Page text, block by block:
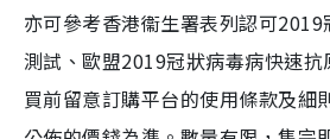
亦可參考香港衞生署表列認可
測試、歐盟2019冠狀病毒病快速
買前留意訂購平台的使用條款及細